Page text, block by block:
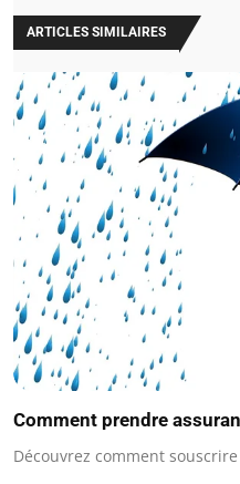
ARTICLES SIMILAIRES
Comment prendre
Découvrez comment